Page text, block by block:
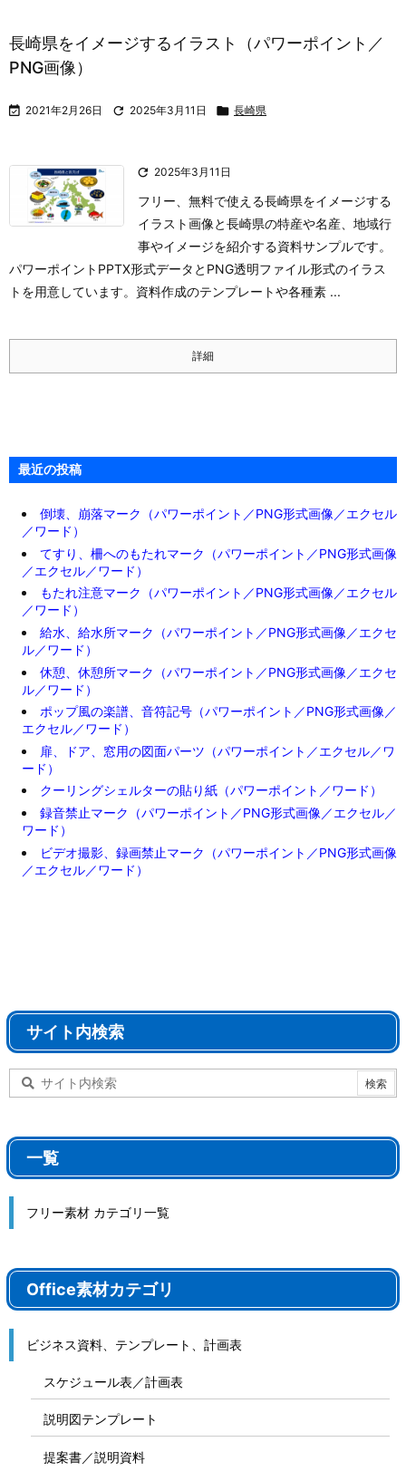
長崎県をイメージするイラスト（パワーポイント／
PNG画像）
 2021年2月26日  2025年3月11日  長崎県
 2025年3月11日
フリー、無料で使える長崎県をイメージする
イラスト画像と長崎県の特産や名産、地域行
事やイメージを紹介する資料サンプルです。
パワーポイントPPTX形式データとPNG透明ファイル形式のイラス
トを用意しています。資料作成のテンプレートや各種素 ...
詳細
最近の投稿
倒壊、崩落マーク（パワーポイント／PNG形式画像／エクセル
／ワード）
てすり、柵へのもたれマーク（パワーポイント／PNG形式画像
／エクセル／ワード）
もたれ注意マーク（パワーポイント／PNG形式画像／エクセル
／ワード）
給水、給水所マーク（パワーポイント／PNG形式画像／エクセ
ル／ワード）
休憩、休憩所マーク（パワーポイント／PNG形式画像／エクセ
ル／ワード）
ポップ風の楽譜、音符記号（パワーポイント／PNG形式画像／
エクセル／ワード）
扉、ドア、窓用の図面パーツ（パワーポイント／エクセル／ワ
ード）
クーリングシェルターの貼り紙（パワーポイント／ワード）
録音禁止マーク（パワーポイント／PNG形式画像／エクセル／
ワード）
ビデオ撮影、録画禁止マーク（パワーポイント／PNG形式画像
／エクセル／ワード）
サイト内検索
一覧
フリー素材 カテゴリ一覧
Office素材カテゴリ
ビジネス資料、テンプレート、計画表
スケジュール表／計画表
説明図テンプレート
提案書／説明資料